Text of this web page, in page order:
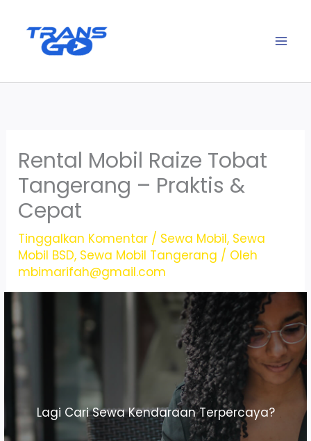
Rental Mobil Raize Tobat
Tangerang – Praktis &
Cepat
Tinggalkan Komentar / Sewa Mobil, Sewa
Mobil BSD, Sewa Mobil Tangerang / Oleh
mbimarifah@gmail.com
Lagi Cari Sewa Kendaraan Terpercaya?